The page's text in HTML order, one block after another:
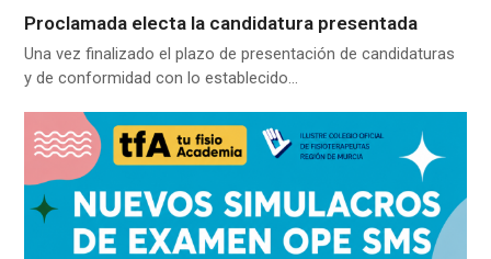
Proclamada electa la candidatura presentada
Una vez finalizado el plazo de presentación de candidaturas
y de conformidad con lo establecido…